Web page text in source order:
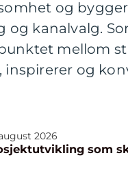
og
kanalvalg.
mellom
og
2026
som